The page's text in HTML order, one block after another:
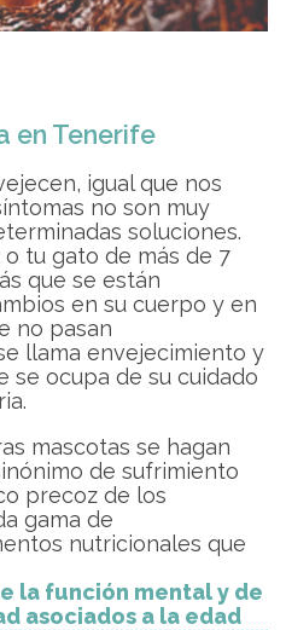
en Tenerife
igual que nos
no son muy
soluciones.
tu gato de más de 7
que se están
en su cuerpo y en
no pasan
llama envejecimiento y
se ocupa de su cuidado
mascotas se hagan
de sufrimiento
precoz de los
gama de
nutricionales que
la función mental y de
asociados a la edad